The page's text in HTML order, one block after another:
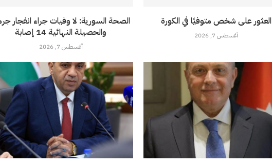
الصحة السورية: لا وفيات جراء انفجار
والحصيلة النهائية 14 إصابة
أغسطس 7, 2026
العثور على شخص متوفيًا في الكورة
أغسطس 7, 2026